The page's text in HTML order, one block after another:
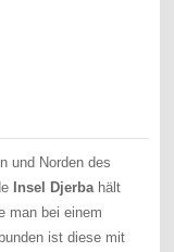
und Norden des
Insel Djerba hält
man bei einem
ist diese mit